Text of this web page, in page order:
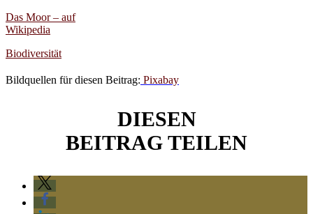
Das Moor – auf
Wikipedia
Biodiversität
Bildquellen für diesen Beitrag: Pixabay
DIESEN
BEITRAG TEILEN